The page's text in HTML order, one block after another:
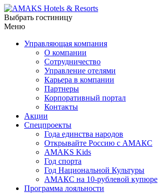
Выбрать гостиницу
Меню
Управляющая компания
О компании
Сотрудничество
Управление отелями
Карьера в компании
Партнеры
Корпоративный портал
Контакты
Акции
Спецпроекты
Года единства народов
Открывайте Россию с АМАКС
AMAKS Kids
Год спорта
Год Национальной Культуры
АМАКС на 10-рублевой купюре
Программа лояльности